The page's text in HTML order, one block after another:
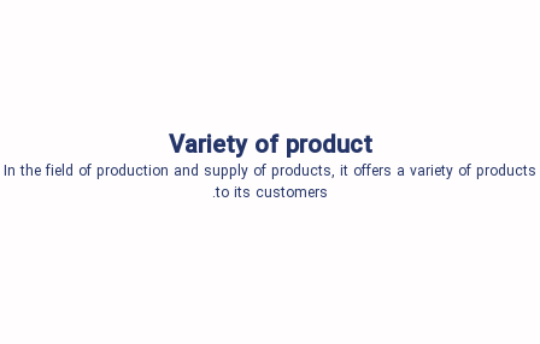
Variety of product
In the field of production and supply of products, it offers a
to its customers.